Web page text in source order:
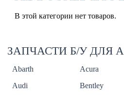
В этой категории нет товаров.
ЗАПЧАСТИ Б/У ДЛЯ
Abarth Acura
Audi
Bentley